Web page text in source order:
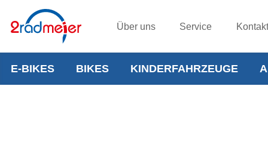
Über uns Service Kontakt
E-BIKES BIKES KINDERFAHRZEUGE